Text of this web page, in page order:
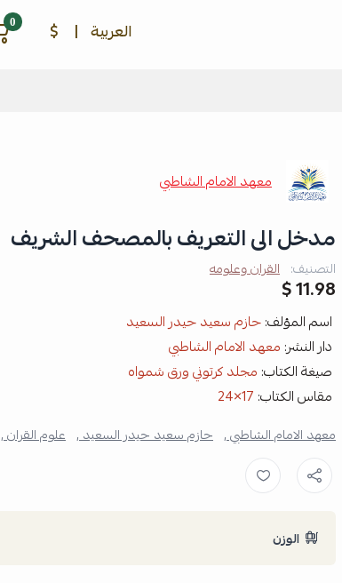
العربية |
$
0
معهد الامام الشاطبي
مدخل الى التعريف بالمصحف الشريف
التصنيف: القران وعلومه
11.98 $
اسم المؤلف:حازم سعيد حيدر السعيد
دار النشر: معهد الامام الشاطبي
صيغة الكتاب: مجلد كرتوني ورق شمواه
مقاس الكتاب: 17×24
معهد الامام الشاطبي , حازم سعيد حيدر السعيد , علوم القران ,
الوزن